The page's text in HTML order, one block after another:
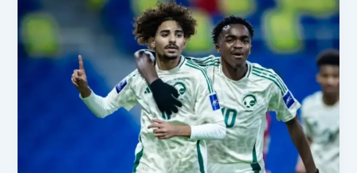
يؤكد
صعوبة
نهائي
كأس
آسيا
أمام
الأوزبك